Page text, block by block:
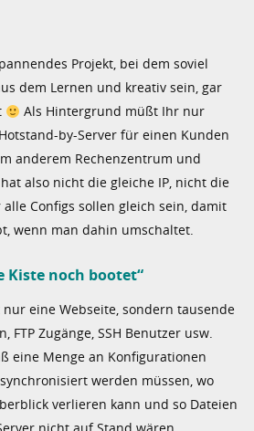
Projekt, bei dem soviel
dem Lernen und kreativ sein, gar
Als Hintergrund müßt Ihr nur
by-Server für einen Kunden
anderem Rechenzentrum und
also nicht die gleiche IP, nicht die
Configs sollen gleich sein, damit
wenn man dahin umschaltet.
Kiste noch bootet“
eine Webseite, sondern tausende
FTP Zugänge, SSH Benutzer usw.
eine Menge an Konfigurationen
werden müssen, wo
verlieren kann und so Dateien